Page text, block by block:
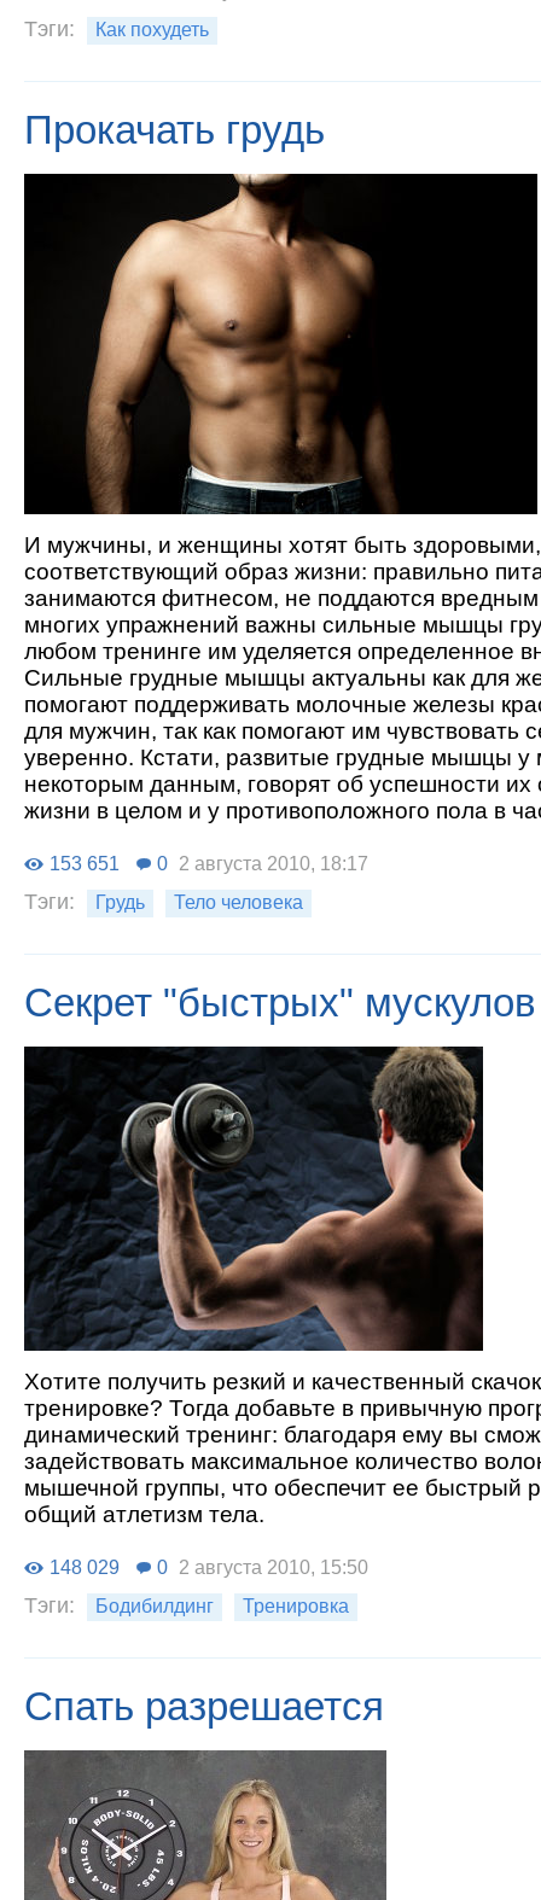
Тэги: Как похудеть
Прокачать грудь
И мужчины, и женщины хотят быть здоровыми,
соответствующий образ жизни: правильно
занимаются фитнесом, не поддаются
многих упражнений важны сильные мышцы
любом тренинге им уделяется определенное
Сильные грудные мышцы актуальны как для
помогают поддерживать молочные железы
для мужчин, так как помогают им чувствовать
уверенно. Кстати, развитые грудные мышцы у
некоторым данным, говорят об успешности их
жизни в целом и у противоположного пола в
153 651 0 2 августа 2010, 18:17
Тэги: Грудь Тело человека
Секрет "быстрых" мускулов
Хотите получить резкий и качественный
тренировке? Тогда добавьте в привычную
динамический тренинг: благодаря ему вы
задействовать максимальное количество
мышечной группы, что обеспечит ее быстрый
общий атлетизм тела.
148 029 0 2 августа 2010, 15:50
Тэги: Бодибилдинг Тренировка
Спать разрешается